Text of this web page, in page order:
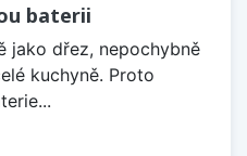
baterii
jako dřez, nepochybně
kuchyně. Proto